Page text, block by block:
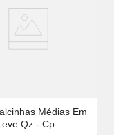
Médias Em
Qz - Cp